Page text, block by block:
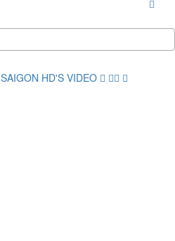
SAIGON HD'S VIDEO